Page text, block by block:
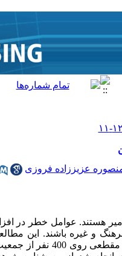
عزیززاده فروزی
هستند­. عوامل خطر در
و غیره باشند. این